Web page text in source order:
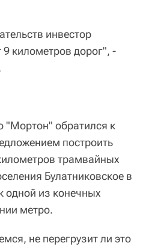
инвестор
9 километров дорог", -
"Мортон" обратился к
построить
трамвайных
Булатниковское в
одной из конечных
метро.
не перегрузит ли это